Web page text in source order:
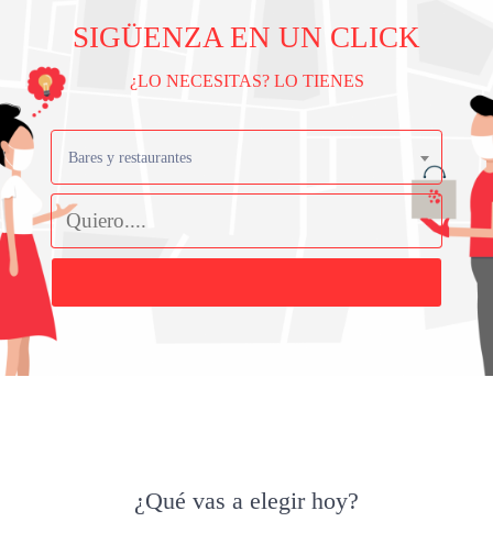
SIGÜENZA EN UN CLICK
¿LO NECESITAS? LO TIENES
Bares y restaurantes
¿Qué vas a elegir hoy?